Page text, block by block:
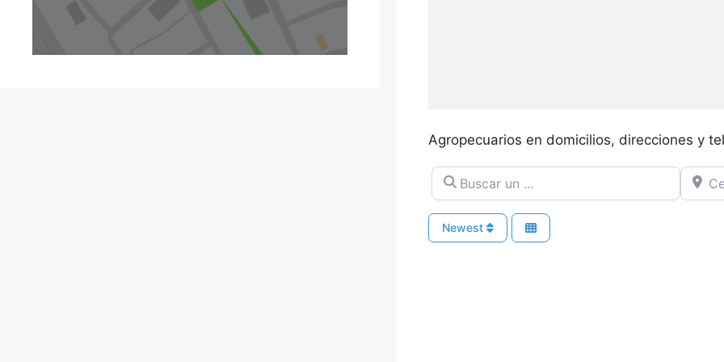
Agropecuarios en domicilios, direcciones y
Buscar un ... Cerca
Newest